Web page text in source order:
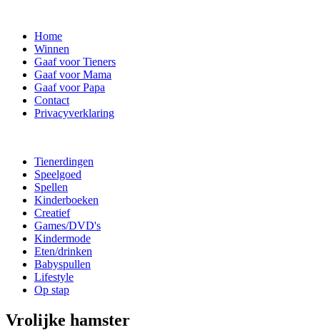
Home
Winnen
Gaaf voor Tieners
Gaaf voor Mama
Gaaf voor Papa
Contact
Privacyverklaring
Tienerdingen
Speelgoed
Spellen
Kinderboeken
Creatief
Games/DVD's
Kindermode
Eten/drinken
Babyspullen
Lifestyle
Op stap
Vrolijke hamster